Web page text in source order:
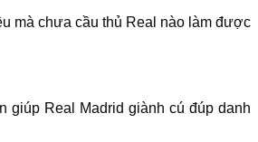
mà chưa cầu thủ Real nào làm được
giúp Real Madrid giành cú đúp danh